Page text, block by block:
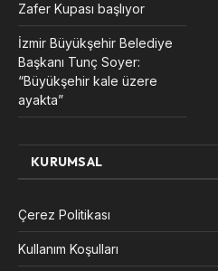
Zafer Kupası başlıyor
İzmir Büyükşehir Belediye
Başkanı Tunç Soyer:
“Büyükşehir kale üzere
ayakta”
KURUMSAL
Çerez Politikası
Kullanım Koşulları